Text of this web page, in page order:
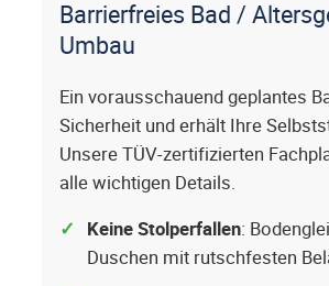
Barrierfreies Bad /
Umbau
Ein vorausschauend geplantes
Sicherheit und erhält Ihre
Unsere TÜV-zertifizierten
alle wichtigen Details.
Keine Stolperfallen:
Duschen mit rutschfesten